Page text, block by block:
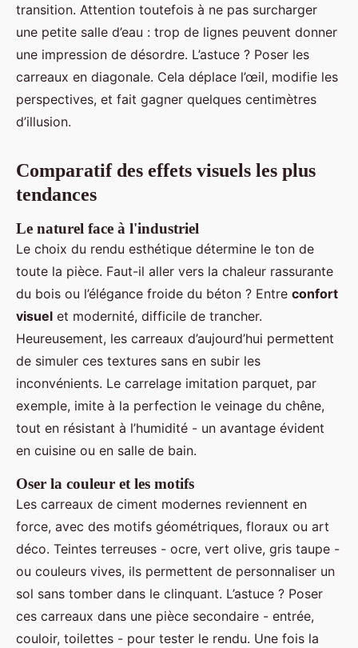
transition. Attention toutefois à ne pas surcharger
une petite salle d’eau : trop de lignes peuvent donner
une impression de désordre. L’astuce ? Poser les
carreaux en diagonale. Cela déplace l’œil, modifie les
perspectives, et fait gagner quelques centimètres
d’illusion.
Comparatif des effets visuels les plus
tendances
Le naturel face à l'industriel
Le choix du rendu esthétique détermine le ton de
toute la pièce. Faut-il aller vers la chaleur rassurante
du bois ou l’élégance froide du béton ? Entre confort
visuel et modernité, difficile de trancher.
Heureusement, les carreaux d’aujourd’hui permettent
de simuler ces textures sans en subir les
inconvénients. Le carrelage imitation parquet, par
exemple, imite à la perfection le veinage du chêne,
tout en résistant à l’humidité - un avantage évident
en cuisine ou en salle de bain.
Oser la couleur et les motifs
Les carreaux de ciment modernes reviennent en
force, avec des motifs géométriques, floraux ou art
déco. Teintes terreuses - ocre, vert olive, gris taupe -
ou couleurs vives, ils permettent de personnaliser un
sol sans tomber dans le clinquant. L’astuce ? Poser
ces carreaux dans une pièce secondaire - entrée,
couloir, toilettes - pour tester le rendu. Une fois la